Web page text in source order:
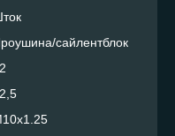
сайлентблок